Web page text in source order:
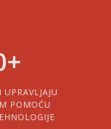
+
POMOĆU